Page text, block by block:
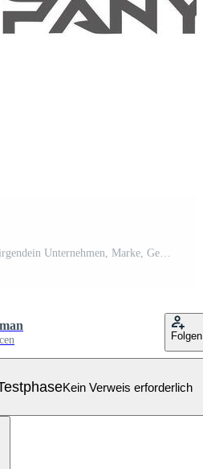
abstrakt Logo Design zum irgendein Unternehmen, Marke, Geschäft, Unternehmen Pro Vektor
Folgen
Kein Verweis erforderlich